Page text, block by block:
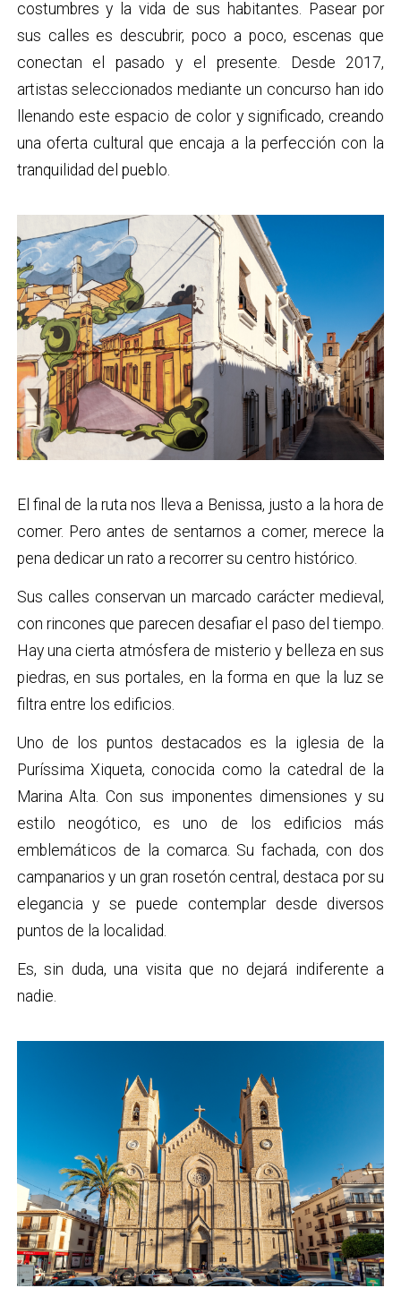
costumbres y la vida de sus habitantes. Pasear por
sus calles es descubrir, poco a poco, escenas que
conectan el pasado y el presente. Desde 2017,
artistas seleccionados mediante un concurso han ido
llenando este espacio de color y significado, creando
una oferta cultural que encaja a la perfección con la
tranquilidad del pueblo.
El final de la ruta nos lleva a Benissa, justo a la hora de
comer. Pero antes de sentarnos a comer, merece la
pena dedicar un rato a recorrer su centro histórico.
Sus calles conservan un marcado carácter medieval,
con rincones que parecen desafiar el paso del tiempo.
Hay una cierta atmósfera de misterio y belleza en sus
piedras, en sus portales, en la forma en que la luz se
filtra entre los edificios.
Uno de los puntos destacados es la iglesia de la
Puríssima Xiqueta, conocida como la catedral de la
Marina Alta. Con sus imponentes dimensiones y su
estilo neogótico, es uno de los edificios más
emblemáticos de la comarca. Su fachada, con dos
campanarios y un gran rosetón central, destaca por su
elegancia y se puede contemplar desde diversos
puntos de la localidad.
Es, sin duda, una visita que no dejará indiferente a
nadie.